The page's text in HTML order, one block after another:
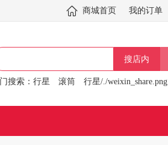
商城首页 我的订单
搜店内
搜索：行星 滚筒 行星/./weixin_share.png